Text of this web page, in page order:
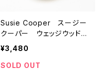
Susie Cooper スージー
クーパー ウェッジウッド
楽器柄 ビンテージ カッ
プ＆ソーサー 【イギリス】
アンティーク コーヒー
¥3,480
SOLD OUT